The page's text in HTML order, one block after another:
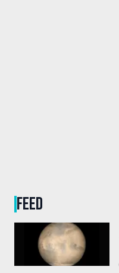
FEED